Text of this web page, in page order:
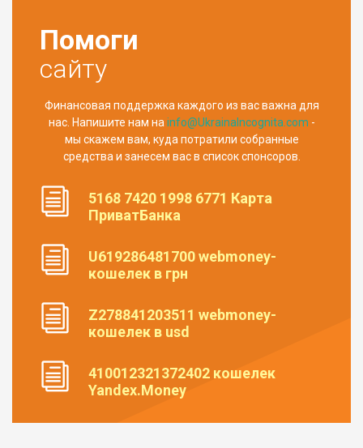
Помоги
сайту
Финансовая поддержка каждого из вас важна для
нас. Напишите нам на info@UkrainaIncognita.com -
мы скажем вам, куда потратили собранные
средства и занесем вас в список спонсоров.
5168 7420 1998 6771 Карта
ПриватБанка
U619286481700 webmoney-
кошелек в грн
Z278841203511 webmoney-
кошелек в usd
410012321372402 кошелек
Yandex.Money